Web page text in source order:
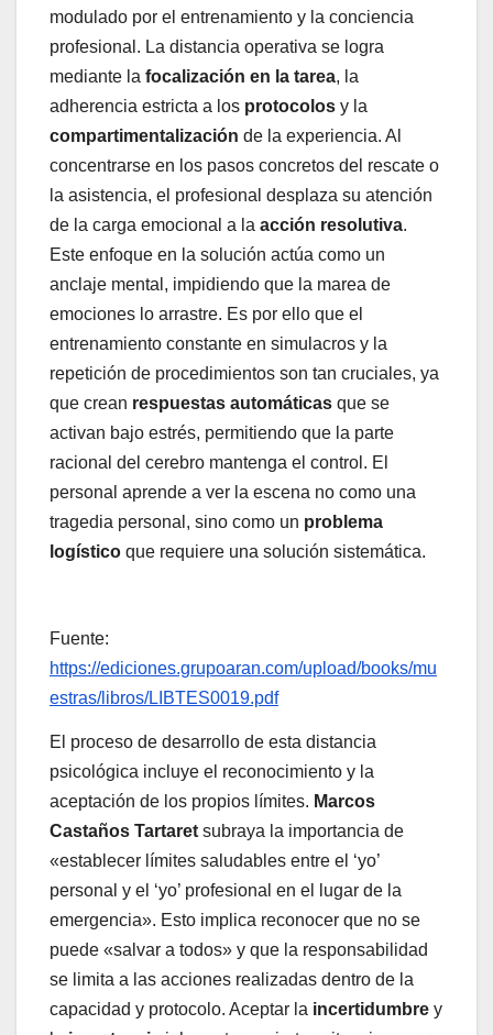
modulado por el entrenamiento y la conciencia
profesional. La distancia operativa se logra
mediante la focalización en la tarea, la
adherencia estricta a los protocolos y la
compartimentalización de la experiencia. Al
concentrarse en los pasos concretos del rescate o
la asistencia, el profesional desplaza su atención
de la carga emocional a la acción resolutiva.
Este enfoque en la solución actúa como un
anclaje mental, impidiendo que la marea de
emociones lo arrastre. Es por ello que el
entrenamiento constante en simulacros y la
repetición de procedimientos son tan cruciales, ya
que crean respuestas automáticas que se
activan bajo estrés, permitiendo que la parte
racional del cerebro mantenga el control. El
personal aprende a ver la escena no como una
tragedia personal, sino como un problema
logístico que requiere una solución sistemática.
Fuente:
https://ediciones.grupoaran.com/upload/books/mu
estras/libros/LIBTES0019.pdf
El proceso de desarrollo de esta distancia
psicológica incluye el reconocimiento y la
aceptación de los propios límites. Marcos
Castaños Tartaret subraya la importancia de
«establecer límites saludables entre el ‘yo’
personal y el ‘yo’ profesional en el lugar de la
emergencia». Esto implica reconocer que no se
puede «salvar a todos» y que la responsabilidad
se limita a las acciones realizadas dentro de la
capacidad y protocolo. Aceptar la incertidumbre y